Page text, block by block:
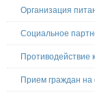
Организация
Социальное
Противодействие
Прием граждан